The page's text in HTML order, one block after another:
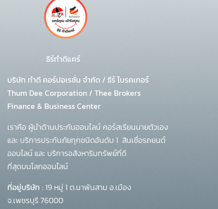
ธีร์ทำดีแคร์
บริษัท ทำดี คอร์ปอเรชั่น จำกัด / ธีร์ โบรคเกอร์
Thum Dee Corporation / Thee Brokers
Finance & Business Center
เราคือ ผู้นำด้านประกันออนไลน์ คอร์สเรียนนายตัวเอง
และ บริการประกันภัยทุกชนิดอันดับ 1 สินเชื่อรถยนต์
ออนไลน์ และ บริการอสังหาริมทรัพย์ที่ดี
ที่สุดบนโลกออนไลน์
ที่อยู่บริษัท : 19 หมู่ 1 ต.นาพันสาม อ.เมือง
จ.เพชรบุรี 76000